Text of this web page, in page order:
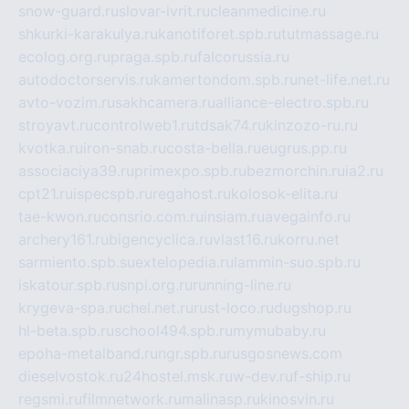
snow-guard.ruslovar-ivrit.rucleanmedicine.ru
shkurki-karakulya.rukanotiforet.spb.rututmassage.ru
ecolog.org.rupraga.spb.rufalcorussia.ru
autodoctorservis.rukamertondom.spb.ru net-life.net.ru
avto-vozim.rusakhcamera.rualliance-electro.spb.ru
stroyavt.rucontrolweb1.rutdsak74.rukinzozo-ru.ru
kvotka.ru iron-snab.rucosta-bella.rueugrus.pp.ru
associaciya39.ruprimexpo.spb.rubezmorchin.ru ia2.ru
cpt21.ru ispecspb.ru regahost.rukolosok-elita.ru
tae-kwon.ruconsrio.com.ru insiam.ruavegainfo.ru
archery161.rubigencyclica.ruvlast16.rukorru.net
sarmiento.spb.suextelopedia.ru lammin-suo.spb.ru
iskatour.spb.rusnpi.org.ru running-line.ru
krygeva-spa.ruchel.net.ru rust-loco.rudugshop.ru
hl-beta.spb.ruschool494.spb.ru mymubaby.ru
epoha-metalband.ru ngr.spb.ru rusgosnews.com
dieselvostok.ru24hostel.msk.ruw-dev.ruf-ship.ru
regsmi.rufilmnetwork.ru malinasp.rukinosvin.ru